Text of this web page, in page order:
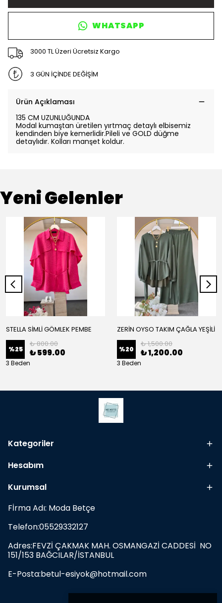
WHATSAPP
3000 TL Üzeri Ücretsiz Kargo
3 GÜN İÇİNDE DEĞİŞİM
Ürün Açıklaması
135 CM UZUNLUĞUNDA
Modal kumaştan üretilen yırtmaç detaylı elbisemiz
kendinden biye kemerlidir.Pileli ve GOLD düğme
detaylıdır. Kolları manşet koldur.
Yeni Gelenler
STELLA SİMLİ GÖMLEK PEMBE
%25
₺ 800.00
₺ 599.00
3 Beden
ZERİN OYSO TAKIM ÇAĞLA YEŞİLİ
%20
₺ 1,500.00
₺ 1,200.00
3 Beden
Kategoriler
Hesabım
Kurumsal
Fİrma Adı: Moda Betçe
Telefon:05529332127
Adres:FEVZİ ÇAKMAK MAH. OSMANGAZİ CADDESİ NO
151/153 BAĞCILAR/İSTANBUL
E-Posta:betul-esiyok@hotmail.com